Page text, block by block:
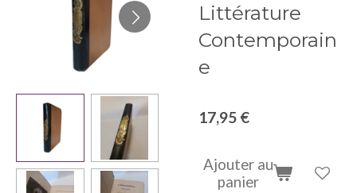
Littérature
Contemporain
e
17,95 €
Ajouter au
panier